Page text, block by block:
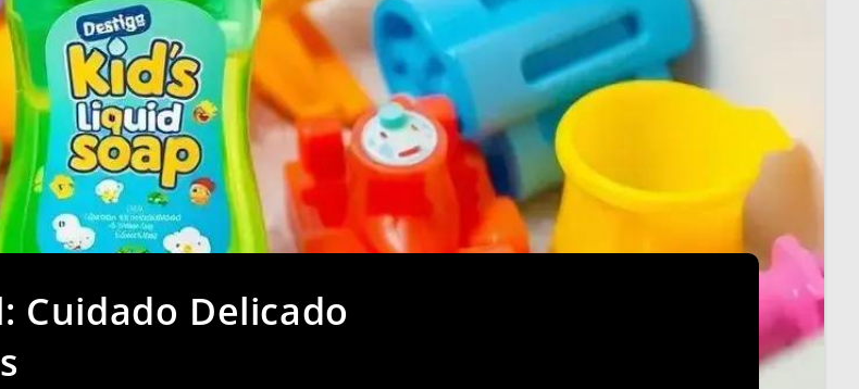
Cuidado Delicado